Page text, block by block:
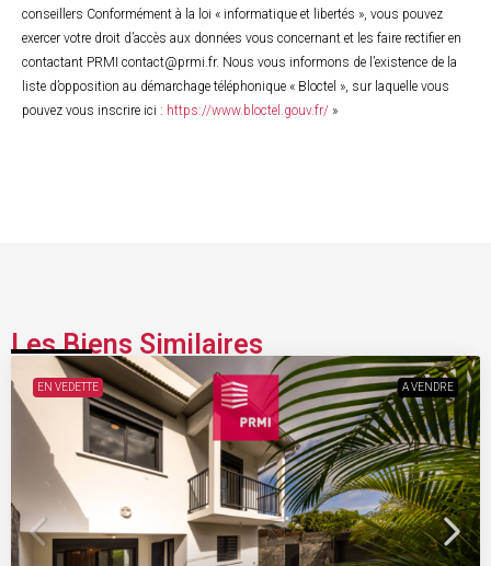
conseillers Conformément à la loi « informatique et libertés », vous pouvez
exercer votre droit d’accès aux données vous concernant et les faire rectifier en
contactant PRMI contact@prmi.fr. Nous vous informons de l’existence de la
liste d’opposition au démarchage téléphonique « Bloctel », sur laquelle vous
pouvez vous inscrire ici : https://www.bloctel.gouv.fr/ »
Les Biens Similaires
EN VEDETTE A VENDRE